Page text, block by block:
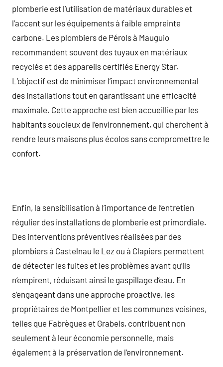
plomberie est l’utilisation de matériaux durables et
l’accent sur les équipements à faible empreinte
carbone. Les plombiers de Pérols à Mauguio
recommandent souvent des tuyaux en matériaux
recyclés et des appareils certifiés Energy Star.
L’objectif est de minimiser l’impact environnemental
des installations tout en garantissant une efficacité
maximale. Cette approche est bien accueillie par les
habitants soucieux de l’environnement, qui cherchent à
rendre leurs maisons plus écolos sans compromettre le
confort.
Enfin, la sensibilisation à l’importance de l’entretien
régulier des installations de plomberie est primordiale.
Des interventions préventives réalisées par des
plombiers à Castelnau le Lez ou à Clapiers permettent
de détecter les fuites et les problèmes avant qu’ils
n’empirent, réduisant ainsi le gaspillage d’eau. En
s’engageant dans une approche proactive, les
propriétaires de Montpellier et les communes voisines,
telles que Fabrègues et Grabels, contribuent non
seulement à leur économie personnelle, mais
également à la préservation de l’environnement.